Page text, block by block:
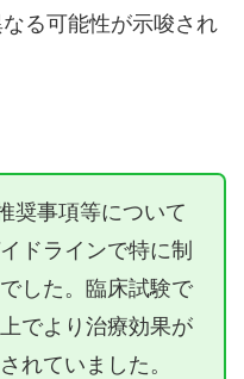
なる可能性が示唆され
奨事項等について
ドラインで特に制
した。臨床試験で
でより治療効果が
れていました。